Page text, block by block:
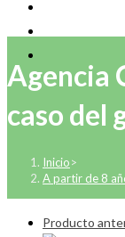
Agencia
caso del
Inicio>
A partir de 8
Producto